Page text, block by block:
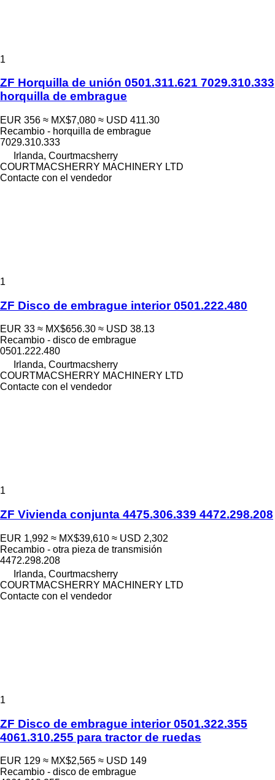
1
ZF Horquilla de unión 0501.311.621 7029.310.333
horquilla de embrague
EUR 356 ≈ MX$7,080 ≈ USD 411.30
Recambio - horquilla de embrague
7029.310.333
Irlanda, Courtmacsherry
COURTMACSHERRY MACHINERY LTD
Contacte con el vendedor
1
ZF Disco de embrague interior 0501.222.480
EUR 33 ≈ MX$656.30 ≈ USD 38.13
Recambio - disco de embrague
0501.222.480
Irlanda, Courtmacsherry
COURTMACSHERRY MACHINERY LTD
Contacte con el vendedor
1
ZF Vivienda conjunta 4475.306.339 4472.298.208
EUR 1,992 ≈ MX$39,610 ≈ USD 2,302
Recambio - otra pieza de transmisión
4472.298.208
Irlanda, Courtmacsherry
COURTMACSHERRY MACHINERY LTD
Contacte con el vendedor
1
ZF Disco de embrague interior 0501.322.355
4061.310.255 para tractor de ruedas
EUR 129 ≈ MX$2,565 ≈ USD 149
Recambio - disco de embrague